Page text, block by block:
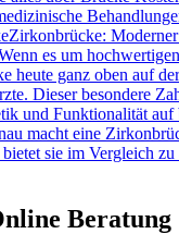
Zirkonbrücke:
es um
heute ganz oben auf
Dieser besondere
und Funktionalität auf
macht eine
sie im Vergleich zu
Beratung